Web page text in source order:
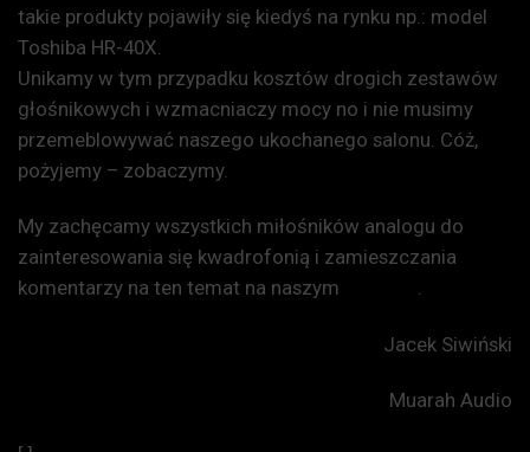
takie produkty pojawiły się kiedyś na rynku np.: model
Toshiba HR-40X.
Unikamy w tym przypadku kosztów drogich zestawów
głośnikowych i wzmacniaczy mocy no i nie musimy
przemeblowywać naszego ukochanego salonu. Cóż,
pożyjemy – zobaczymy.
My zachęcamy wszystkich miłośników analogu do
zainteresowania się kwadrofonią i zamieszczania
komentarzy na ten temat na naszym
.
Jacek Siwiński
Muarah Audio